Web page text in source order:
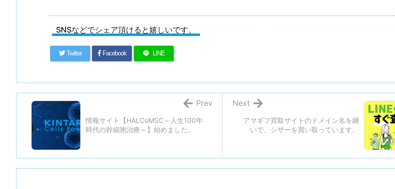
SNSなどでシェア頂けると嬉しいです。
Twitter Facebook LINE
アマギフ買取サイトのドメイン名を継
いで、シザーを買い取っています。
Next
情報サイト【HALCoMSC～人生100年
時代の幹細胞治療～】始めました。
Prev